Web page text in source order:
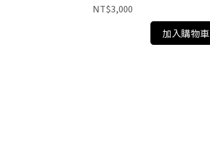
NT$3,000
加入購物車